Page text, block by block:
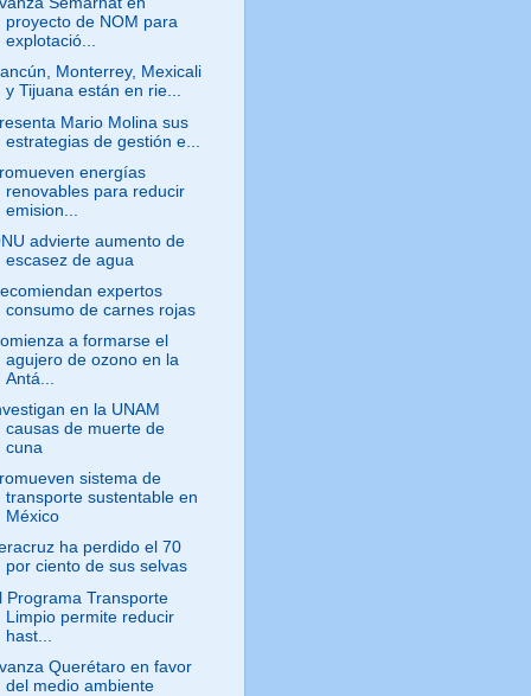
proyecto de NOM para
explotació...
Monterrey, Mexicali
y Tijuana están en rie...
Mario Molina sus
estrategias de gestión e...
energías
renovables para reducir
emision...
advierte aumento de
escasez de agua
expertos
consumo de carnes rojas
a formarse el
agujero de ozono en la
Antá...
en la UNAM
causas de muerte de
cuna
sistema de
transporte sustentable en
México
ha perdido el 70
por ciento de sus selvas
Programa Transporte
Limpio permite reducir
hast...
Querétaro en favor
del medio ambiente